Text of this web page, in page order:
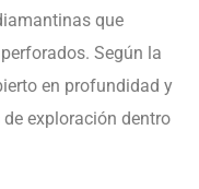
que
Según la
en profundidad y
exploración dentro